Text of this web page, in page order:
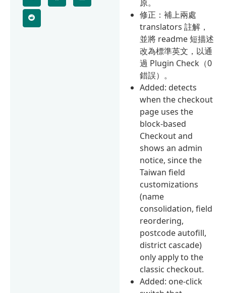
原。
修正：補上兩處
translators 註解，
並將 readme 短描述
改為標準英文，以通
過 Plugin Check（0
錯誤）。
Added: detects
when the checkout
page uses the
block-based
Checkout and
shows an admin
notice, since the
Taiwan field
customizations
(name
consolidation, field
reordering,
postcode autofill,
district cascade)
only apply to the
classic checkout.
Added: one-click